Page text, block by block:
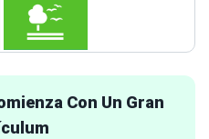
Con Un Gran